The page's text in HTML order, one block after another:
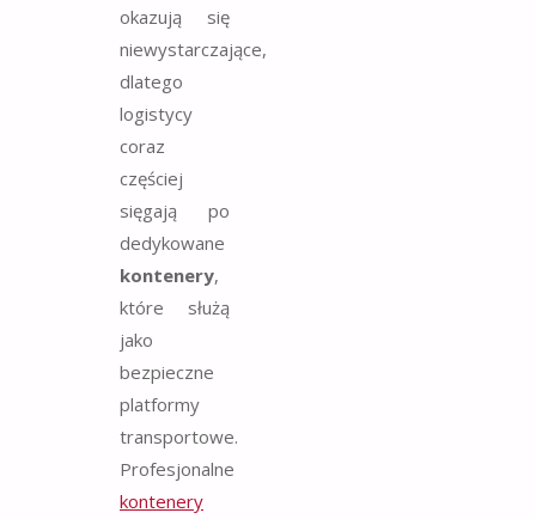
okazują się
niewystarczające,
dlatego
logistycy
coraz
częściej
sięgają po
dedykowane
kontenery,
które służą
jako
bezpieczne
platformy
transportowe.
Profesjonalne
kontenery